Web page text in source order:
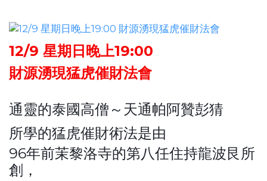
12/9 星期日晚上19:00
財源湧現猛虎催財法會
通靈的泰國高僧～天通帕阿贊彭猜
所學的猛虎催財術法是由
96年前茉黎洛寺的第八任住持龍波艮所
創，